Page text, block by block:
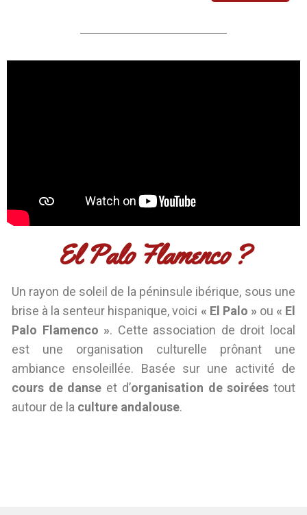
El Palo Flamenco ?​
Un rayon de soleil de la péninsule ibérique, sous une
brise à la senteur hispanique, voici « El Palo » ou « El
Palo Flamenco ». Cette association de droit local
est une organisation culturelle prônant une
ambiance ensoleillée. Basée sur une activité de
cours de danse et d’organisation de soirées tout
autour de la culture andalouse.